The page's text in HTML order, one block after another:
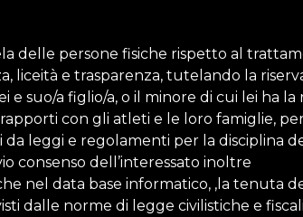
delle persone fisiche rispetto al
liceità e trasparenza, tutelando la
e suo/a figlio/a, o il minore di cui lei
con gli atleti e le loro famiglie,
leggi e regolamenti per la disciplina
consenso dell’interessato inoltre
nel data base informatico, ,la tenuta
dalle norme di legge civilistiche e